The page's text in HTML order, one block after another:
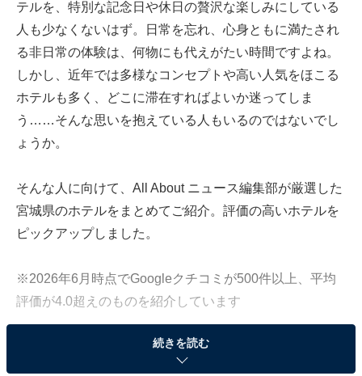
テルを、特別な記念日や休日の贅沢な楽しみにしている
人も少なくないはず。日常を忘れ、心身ともに満たされ
る非日常の体験は、何物にも代えがたい時間ですよね。
しかし、近年では多様なコンセプトや高い人気をほこる
ホテルも多く、どこに滞在すればよいか迷ってしま
う……そんな思いを抱えている人もいるのではないでし
ょうか。
そんな人に向けて、All About ニュース編集部が厳選した
宮城県のホテルをまとめてご紹介。評価の高いホテルを
ピックアップしました。
※2026年6月時点でGoogleクチコミが500件以上、平均
評価が4.0超えのものを紹介しています
この記事の執筆者： All About ニュース お買
いもの部
続きを読む